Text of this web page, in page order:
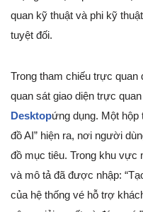
quan kỹ thuật và phi kỹ
tuyệt đối.
Trong tham chiếu trực quan
quan sát giao diện trực
Desktopứng dụng. Một hộp
đồ AI” hiện ra, nơi người
đồ mục tiêu. Trong khu vực
và mô tả đã được nhập:
của hệ thống vé hỗ trợ